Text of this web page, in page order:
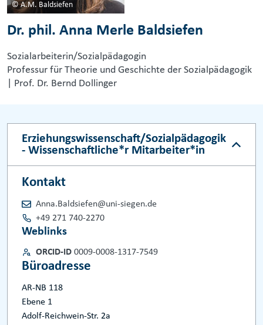
© A.M. Baldsiefen
Dr. phil. Anna Merle Baldsiefen
Sozialarbeiterin/Sozialpädagogin
Professur für Theorie und Geschichte der Sozialpädagogik
| Prof. Dr. Bernd Dollinger
Erziehungswissenschaft/Sozialpädagogik
- Wissenschaftliche*r Mitarbeiter*in
Kontakt
Anna.Baldsiefen@uni-siegen.de
+49 271 740-2270
Weblinks
ORCID-ID 0009-0008-1317-7549
Büroadresse
AR-NB 118
Ebene 1
Adolf-Reichwein-Str. 2a